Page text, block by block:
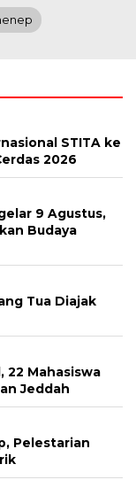
STITA ke
2026
9 Agustus,
Budaya
Tua Diajak
22 Mahasiswa
Jeddah
Pelestarian